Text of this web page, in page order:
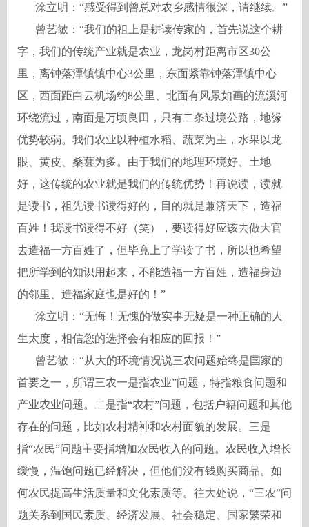
涂立明：“感受得到曾总对农乡感情很深，请继续。”
曾艺敏：“我们的祖上是耕读传家的，首先说这个耕
字，我们的传统产业就是农业，龙岗村距离市区30公
里，离钟落潭镇镇中心3公里，东面紧靠钟落潭镇中心
区，西面距白云机场约8公里、北面有风景如画的流溪河
环绕流过，南面是万顷良田，只有二条过境公路，地缘
优势较弱。我们农业以种植水稻、蔬菜为主，水果以龙
眼、黄皮、桑葚为多。由于我们的地理环境好、土地
好，这传统的农业就是我们的传统优势！再说读，读就
是读书，祖先读书读得好的，目的就是兼济天下，造福
百姓！我读书读得不好（笑），要读得好应该去做大官
去造福一方百姓了，但毕竟上了学读了书，所以也希望
把所学到的知识用起来，不能造福一方百姓，造福身边
的邻里、造福家庭也是好的！”
涂立明：“无悔！无愧的做实事无疑是一种正确的人
生太度，相信您的选择会有相应的回报！”
曾艺敏：“从大的环境情况说三农问题始终是国家的
首要之一，所谓三农一是指农业”问题，特指粮食问题和
产业农业问题。二是指“农村”问题，包括户籍问题和其他
存在的问题，比如农村精神和农村面貌的发展。三是
指“农民”问题主要指增加农民收入的问题。农民收入增长
缓慢，温饱问题已经解决，但他们没有钱购买商品。如
何农民提高生活质量和文化素质等。往大处说，“三农”问
题关系到国民素质、经济发展、社会稳定、国家繁荣和